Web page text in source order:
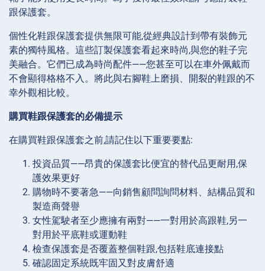
跟保護套。
個性化鞋跟保護套提供無限可能,從經典設計到帶有裝飾元
素的獨特風格。這些訂製保護套看起來時尚,與您的鞋子完
美融合。它們已成為時尚配件——您甚至可以在車外佩戴而
不會顯得格格不入。將此與右腳鞋上磨損、開裂的鞋跟的不
幸外觀相比較。
購買鞋跟保護套的必備提示
在購買鞋跟保護套之前,請記住以下重要要點:
投資品質——昂貴的保護套比便宜的替代品更耐用,保
護效果更好
購物時不要著急——向銷售顧問詢問材料、結構品質和
製造商聲譽
女性駕駛者至少應擁有兩對——一對用於高跟鞋,另一
對用於平底鞋或運動鞋
檢查保護套是否覆蓋整個鞋跟,包括鞋底連接點
確認固定系統既牢固又對皮膚舒適